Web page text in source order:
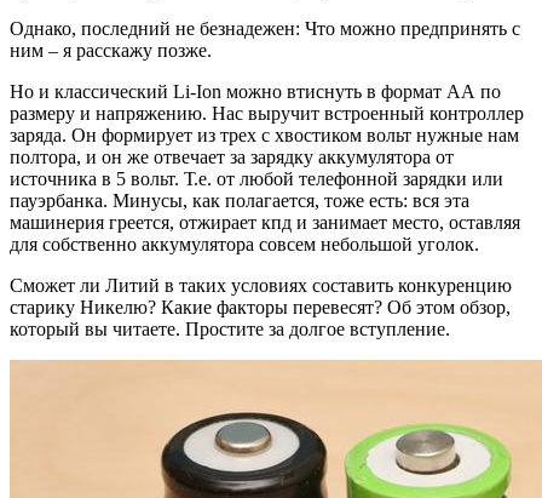
Однако, последний не безнадежен: Что можно предпринять с
ним – я расскажу позже.
Но и классический Li-Ion можно втиснуть в формат АА по
размеру и напряжению. Нас выручит встроенный контроллер
заряда. Он формирует из трех с хвостиком вольт нужные нам
полтора, и он же отвечает за зарядку аккумулятора от
источника в 5 вольт. Т.е. от любой телефонной зарядки или
пауэрбанка. Минусы, как полагается, тоже есть: вся эта
машинерия греется, отжирает кпд и занимает место, оставляя
для собственно аккумулятора совсем небольшой уголок.
Сможет ли Литий в таких условиях составить конкуренцию
старику Никелю? Какие факторы перевесят? Об этом обзор,
который вы читаете. Простите за долгое вступление.